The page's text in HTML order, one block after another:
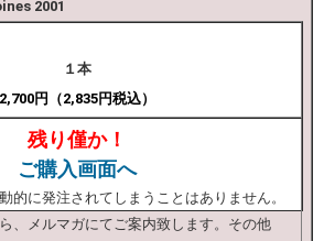
2001
１本
2,700円（2,835円税込）
残り僅か！
ご購入画面へ
的に発注されてしまうことはありません。
、メルマガにてご案内致します。その他